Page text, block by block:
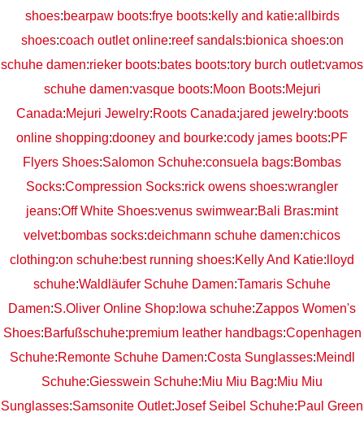
shoes:bearpaw boots:frye boots:kelly and katie:allbirds
shoes:coach outlet online:reef sandals:bionica shoes:on
schuhe damen:rieker boots:bates boots:tory burch outlet:vamos
schuhe damen:vasque boots:Moon Boots:Mejuri
Canada:Mejuri Jewelry:Roots Canada:jared jewelry:boots
online shopping:dooney and bourke:cody james boots:PF
Flyers Shoes:Salomon Schuhe:consuela bags:Bombas
Socks:Compression Socks:rick owens shoes:wrangler
jeans:Off White Shoes:venus swimwear:Bali Bras:mint
velvet:bombas socks:deichmann schuhe damen:chicos
clothing:on schuhe:best running shoes:Kelly And Katie: lloyd
schuhe:Waldläufer Schuhe Damen:Tamaris Schuhe
Damen:S.Oliver Online Shop: lowa schuhe:Zappos Women's
Shoes:Barfußschuhe:premium leather handbags:Copenhagen
Schuhe:Remonte Schuhe Damen:Costa Sunglasses:Meindl
Schuhe:Giesswein Schuhe:Miu Miu Bag:Miu Miu
Sunglasses:Samsonite Outlet:Josef Seibel Schuhe:Paul Green